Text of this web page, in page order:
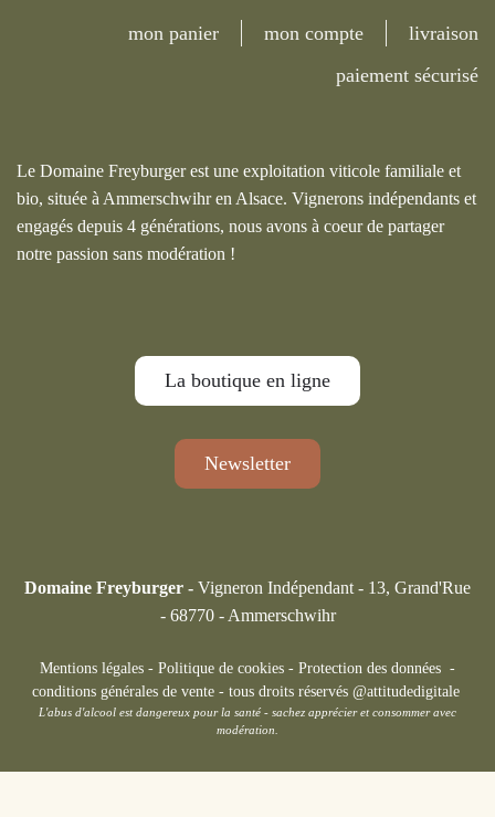
mon panier mon compte
livraison
paiement sécurisé
Le Domaine Freyburger est une exploitation viticole familiale et
bio, située à Ammerschwihr en Alsace. Vignerons indépendants et
engagés depuis 4 générations, nous avons à coeur de partager
notre passion sans modération !
La boutique en ligne
Newsletter
Domaine Freyburger - Vigneron Indépendant - 13, Grand'Rue
- 68770 - Ammerschwihr
Mentions légales - Politique de cookies - Protection des données -
conditions générales de vente- tous droits réservés @attitudedigitale
L'abus d'alcool est dangereux pour la santé - sachez apprécier et consommer avec
modération.